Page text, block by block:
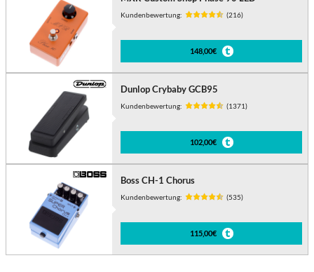
Kundenbewertung: (216)
148,00€
Dunlop Crybaby GCB95
Kundenbewertung: (1371)
102,00€
Boss CH-1 Chorus
Kundenbewertung: (535)
115,00€